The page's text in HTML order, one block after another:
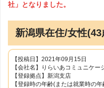
社」となりました。
新潟県在住/女性(43
【投稿日】2021年09月15日
【会社名】りらいあコミュニケー
【登録拠点】新潟支店
【登録時の年齢(または就業時の